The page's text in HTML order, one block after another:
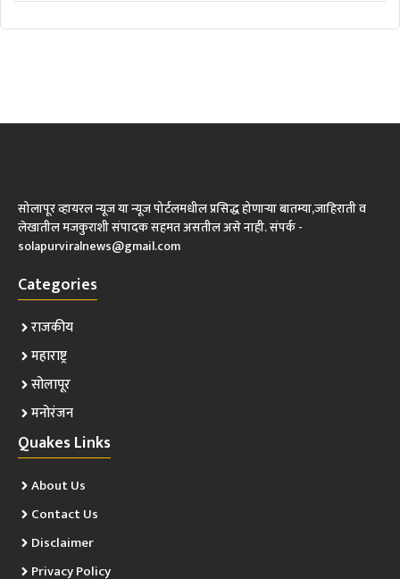
सोलापूर व्हायरल न्यूज या न्यूज पोर्टलमधील प्रसिद्ध होणाऱ्या बातम्या,जाहिराती व
लेखातील मजकुराशी संपादक सहमत असतील असे नाही. संपर्क -
solapurviralnews@gmail.com
Categories
राजकीय
महाराष्ट्र
सोलापूर
मनोरंजन
Quakes Links
About Us
Contact Us
Disclaimer
Privacy Policy